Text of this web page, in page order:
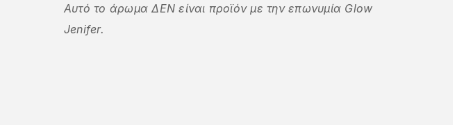
Αυτό το άρωμα ΔΕΝ είναι προϊόν με την επωνυμία Glow
Jenifer.